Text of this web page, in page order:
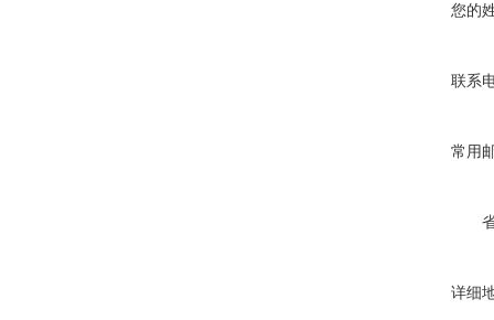
您的
联系
常用
详细